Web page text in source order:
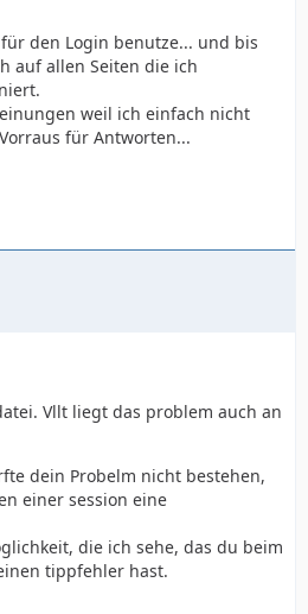
den Login benutze... und bis
auf allen Seiten die ich
weil ich einfach nicht
für Antworten...
Vllt liegt das problem auch an
dein Probelm nicht bestehen,
einer session eine
die ich sehe, das du beim
tippfehler hast.